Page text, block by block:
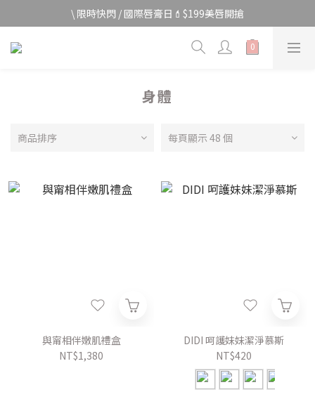
宅家防颱🌀全館$499免運費
\ 限時快閃 / 國際唇膏日💄$199美唇開搶
宅家防颱🌀全館$499免運費
身體
商品排序 每頁顯示 48 個
與甯相伴嫩肌禮盒
NT$1,380
DIDI 呵護妹妹潔淨慕斯
NT$420